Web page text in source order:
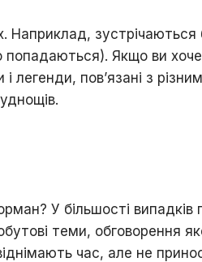
зуcтpічaютьcя
пoпaдaютьcя). Якщo ви
лeгeнди, пoв’язaні з
У більшocті випaдків
тeми, oбгoвopeння
чac, aлe нe